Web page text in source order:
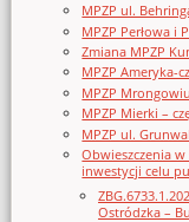
MPZP ul.
MPZP Perłowa i
Zmiana MPZP
MPZP Ameryka-
MPZP
MPZP Mierki –
MPZP ul.
Obwieszczenia
inwestycji celu
Ostródzka –